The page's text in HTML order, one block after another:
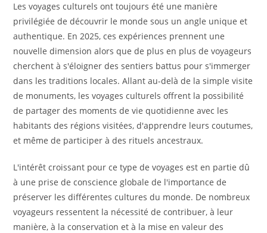
Les voyages culturels ont toujours été une manière
privilégiée de découvrir le monde sous un angle unique et
authentique. En 2025, ces expériences prennent une
nouvelle dimension alors que de plus en plus de voyageurs
cherchent à s'éloigner des sentiers battus pour s'immerger
dans les traditions locales. Allant au-delà de la simple visite
de monuments, les voyages culturels offrent la possibilité
de partager des moments de vie quotidienne avec les
habitants des régions visitées, d'apprendre leurs coutumes,
et même de participer à des rituels ancestraux.
L'intérêt croissant pour ce type de voyages est en partie dû
à une prise de conscience globale de l'importance de
préserver les différentes cultures du monde. De nombreux
voyageurs ressentent la nécessité de contribuer, à leur
manière, à la conservation et à la mise en valeur des